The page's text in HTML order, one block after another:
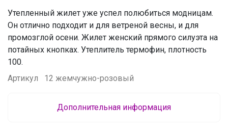
Утепленный жилет уже успел полюбиться модницам.
Он отлично подходит и для ветреной весны, и для
промозглой осени. Жилет женский прямого силуэта на
потайных кнопках. Утеплитель термофин, плотность
100.
Артикул
12 жемчужно-розовый
Дополнительная информация